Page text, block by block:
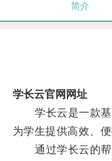
简介
学长云官网网址
学长云是一款基
为学生提供高效、
通过学长云的帮